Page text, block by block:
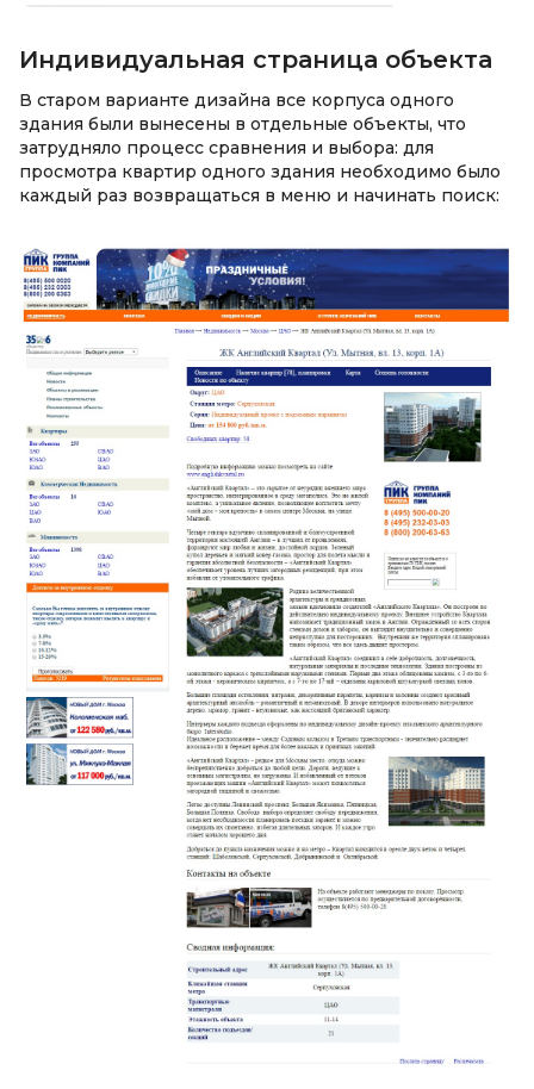
Индивидуальная страница объекта
В старом варианте дизайна все корпуса одного
здания были вынесены в отдельные объекты, что
затрудняло процесс сравнения и выбора: для
просмотра квартир одного здания необходимо было
каждый раз возвращаться в меню и начинать поиск: